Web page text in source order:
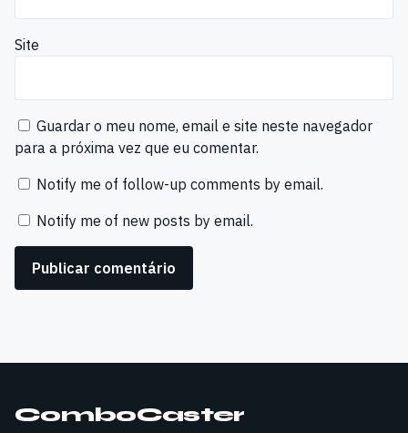
Site
Guardar o meu nome, email e site neste navegador
para a próxima vez que eu comentar.
Notify me of follow-up comments by email.
Notify me of new posts by email.
ComboCaster